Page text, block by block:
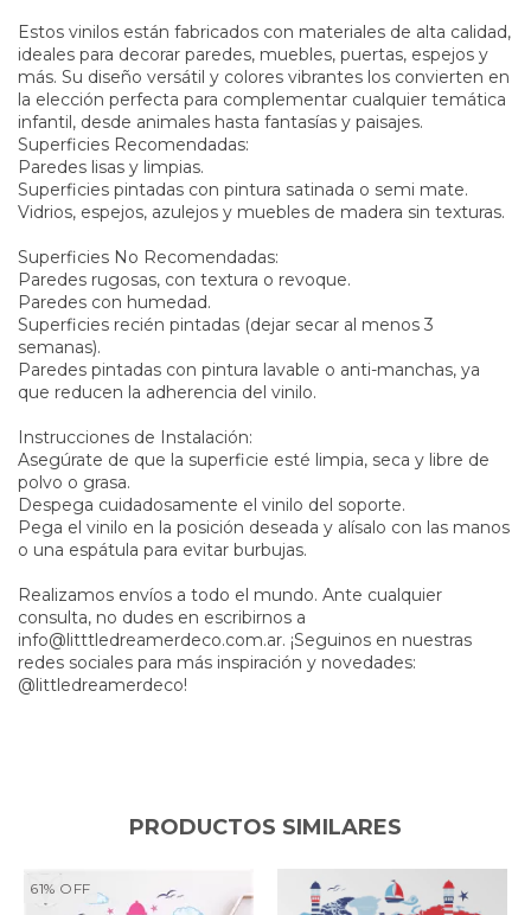
Estos vinilos están fabricados con materiales de alta calidad,
ideales para decorar paredes, muebles, puertas, espejos y
más. Su diseño versátil y colores vibrantes los convierten en
la elección perfecta para complementar cualquier temática
infantil, desde animales hasta fantasías y paisajes.
Superficies Recomendadas:
Paredes lisas y limpias.
Superficies pintadas con pintura satinada o semi mate.
Vidrios, espejos, azulejos y muebles de madera sin texturas.
Superficies No Recomendadas:
Paredes rugosas, con textura o revoque.
Paredes con humedad.
Superficies recién pintadas (dejar secar al menos 3
semanas).
Paredes pintadas con pintura lavable o anti-manchas, ya
que reducen la adherencia del vinilo.
Instrucciones de Instalación:
Asegúrate de que la superficie esté limpia, seca y libre de
polvo o grasa.
Despega cuidadosamente el vinilo del soporte.
Pega el vinilo en la posición deseada y alísalo con las manos
o una espátula para evitar burbujas.
Realizamos envíos a todo el mundo. Ante cualquier
consulta, no dudes en escribirnos a
info@litttledreamerdeco.com.ar. ¡Seguinos en nuestras
redes sociales para más inspiración y novedades:
@littledreamerdeco!
PRODUCTOS SIMILARES
61% OFF